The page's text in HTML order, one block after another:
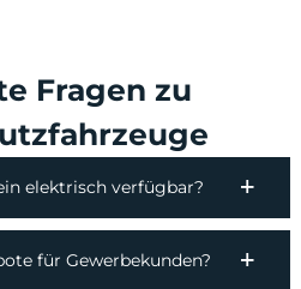
Fragen zu
elektrisch verfügbar?
für Gewerbekunden?